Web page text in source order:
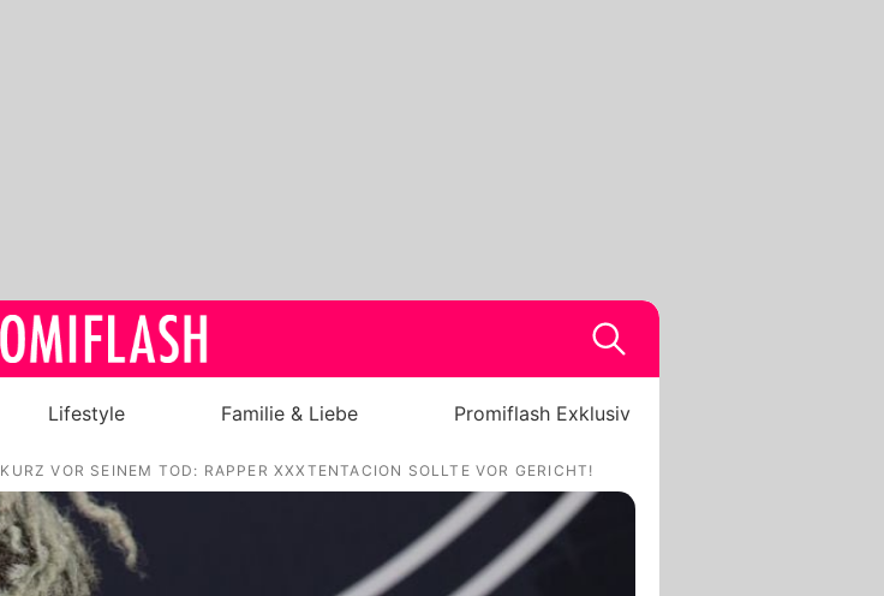
Royals
Stars
Filme & Serien
Lifestyle Familie & Liebe Promiflash Exklusiv
KURZ VOR SEINEM TOD: RAPPER XXXTENTACION SOLLTE VOR GERICHT!